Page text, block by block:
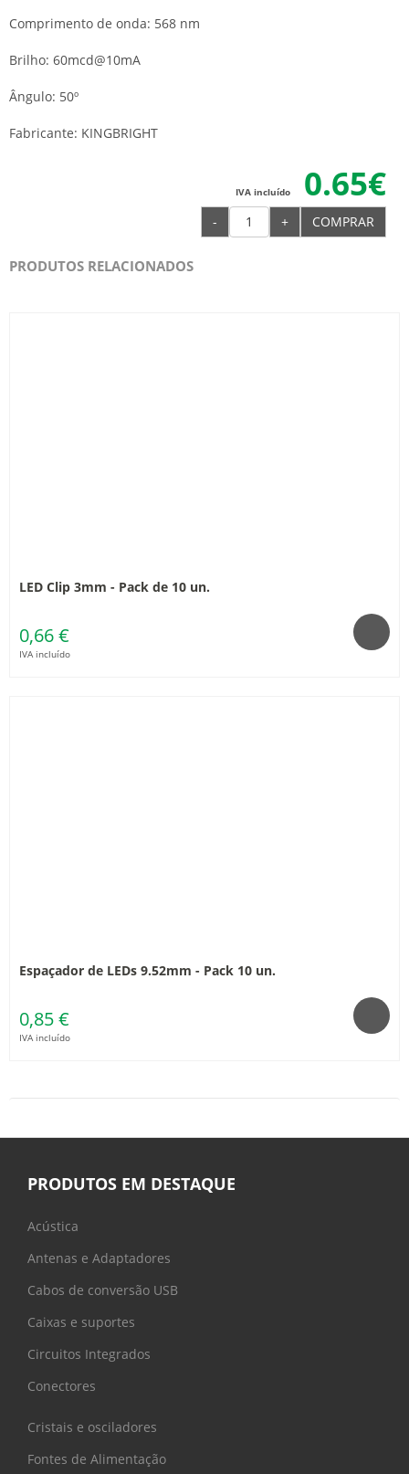
Comprimento de onda: 568 nm
Brilho: 60mcd@10mA
Ângulo: 50º
Fabricante: KINGBRIGHT
0.65€
IVA incluído
- + COMPRAR
PRODUTOS RELACIONADOS
LED Clip 3mm - Pack de 10 un.
0,66 €
IVA incluído
Espaçador de LEDs 9.52mm - Pack 10 un.
0,85 €
IVA incluído
PRODUTOS EM DESTAQUE
Acústica
Antenas e Adaptadores
Cabos de conversão USB
Caixas e suportes
Circuitos Integrados
Conectores
Cristais e osciladores
Fontes de Alimentação